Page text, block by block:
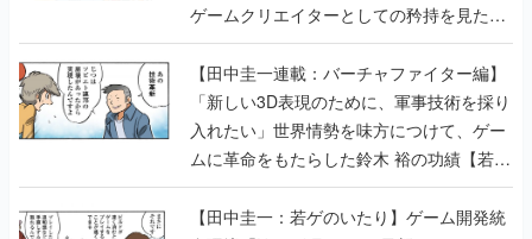
ゲームクリエイターとしての矜持を見た
【若ゲのいたり最終回】
【田中圭一連載：バーチャファイター編】
「新しい3D表現のために、軍事技術を採り
入れたい」世界情勢を味方につけて、ゲー
ムに革命をもたらした鈴木 裕の功績【若ゲ
のいたり】
【田中圭一：若ゲのいたり】ゲーム開発統